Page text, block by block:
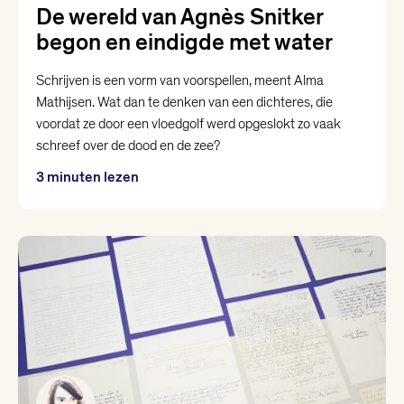
Loranne Davelaar
Marjolein Visser
Nikki Dekker
Nina Polak
De wereld van Agnès Snitker
begon en eindigde met water
Schrijven is een vorm van voorspellen, meent Alma
Mathijsen. Wat dan te denken van een dichteres, die
voordat ze door een vloedgolf werd opgeslokt zo vaak
schreef over de dood en de zee?
3 minuten lezen